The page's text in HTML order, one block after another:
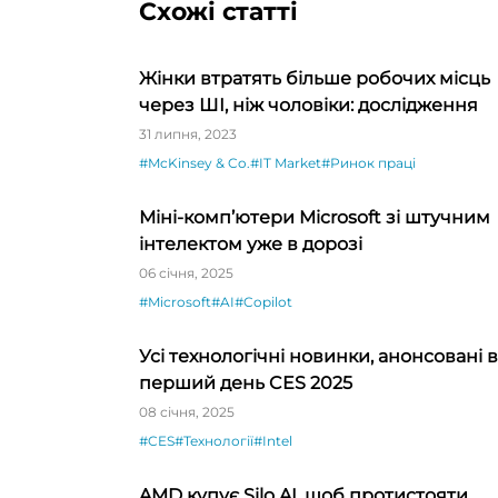
Схожі статті
Жінки втратять більше робочих місць
через ШІ, ніж чоловіки: дослідження
31 липня, 2023
#McKinsey & Co.#IT Market#Ринок праці
Міні-комп’ютери Microsoft зі штучним
інтелектом уже в дорозі
06 січня, 2025
#Microsoft#AI#Copilot
Усі технологічні новинки, анонсовані в
перший день CES 2025
08 січня, 2025
#CES#Технології#Intel